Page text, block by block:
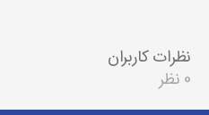
نظرات کاربران
0 نظر